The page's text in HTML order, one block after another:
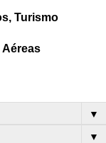
Turismo
Aéreas
▼
▼